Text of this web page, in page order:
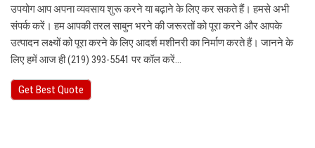
उपयोग आप अपना व्यवसाय शुरू करने या बढ़ाने के लिए कर सकते हैं। हमसे अभी
संपर्क करें। हम आपकी तरल साबुन भरने की जरूरतों को पूरा करने और आपके
उत्पादन लक्ष्यों को पूरा करने के लिए आदर्श मशीनरी का निर्माण करते हैं। जानने के
लिए हमें आज ही (219) 393-5541 पर कॉल करें...
Get Best Quote